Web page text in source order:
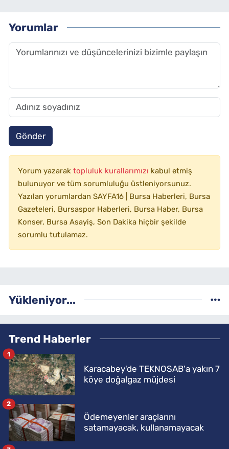
Yorumlar
Gönder
Yorum yazarak topluluk kurallarımızı kabul etmiş
bulunuyor ve tüm sorumluluğu üstleniyorsunuz.
Yazılan yorumlardan SAYFA16 | Bursa Haberleri, Bursa
Gazeteleri, Bursaspor Haberleri, Bursa Haber, Bursa
Konser, Bursa Asayiş, Son Dakika hiçbir şekilde
sorumlu tutulamaz.
Yükleniyor...
Trend Haberler
Karacabey'de TEKNOSAB'a yakın 7
köye doğalgaz müjdesi
1
Ödemeyenler araçlarını
satamayacak, kullanamayacak
2